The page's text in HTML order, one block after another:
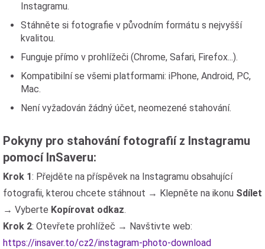
Instagramu.
Stáhněte si fotografie v původním formátu s nejvyšší
kvalitou.
Funguje přímo v prohlížeči (Chrome, Safari, Firefox...).
Kompatibilní se všemi platformami: iPhone, Android, PC,
Mac.
Není vyžadován žádný účet, neomezené stahování.
Pokyny pro stahování fotografií z Instagramu
pomocí InSaveru:
Krok 1: Přejděte na příspěvek na Instagramu obsahující
fotografii, kterou chcete stáhnout → Klepněte na ikonu Sdílet
→ Vyberte Kopírovat odkaz.
Krok 2: Otevřete prohlížeč → Navštivte web:
https://insaver.to/cz2/instagram-photo-download